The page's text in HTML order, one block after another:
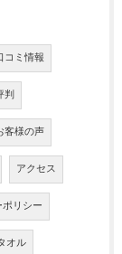
コミ情報
判
客様の声
アクセス
リシー
オル